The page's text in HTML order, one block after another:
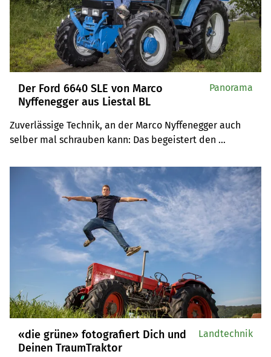
Der Ford 6640 SLE von Marco
Nyffenegger aus Liestal BL
Zuverlässige Technik, an der Marco Nyffenegger auch
selber mal schrauben kann: Das begeistert den
SLE.
Panorama
«die grüne» fotografiert Dich und
Deinen TraumTraktor
Landtechnik